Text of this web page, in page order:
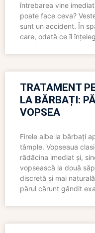
întrebarea vine
poate face ceva?
sunt un accident. În
care, odată ce îl
TRATAMENT
LA BĂRBAȚI:
VOPSEA
Firele albe la bărbați
tâmple. Vopseaua
rădăcina imediat și,
vopsească la două
discretă și mai
părul cărunt gândit